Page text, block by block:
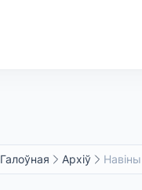
Галоўная Архіў Навіны